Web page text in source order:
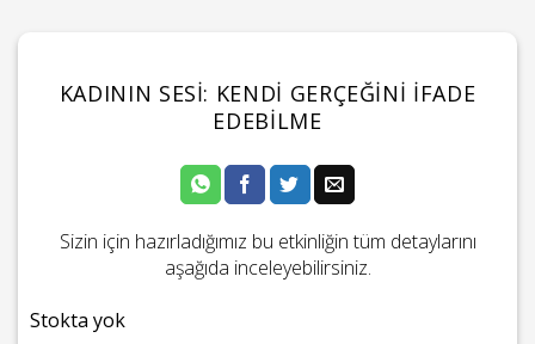
KADININ SESİ: KENDI GERÇEĞINI İFADE
EDEBILME
Sizin için hazırladığımız bu etkinliğin tüm detaylarını
aşağıda inceleyebilirsiniz.
Stokta yok